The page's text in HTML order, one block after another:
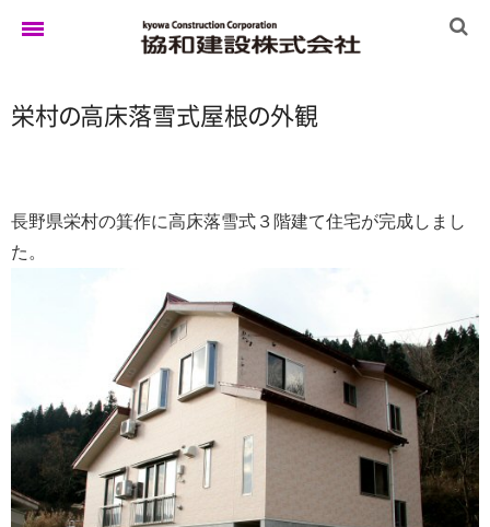
ホーム
イベント
栄村の高床落雪式屋根の外観
長野県栄村の箕作に高床落雪式３階建て住宅が完成しまし
た。